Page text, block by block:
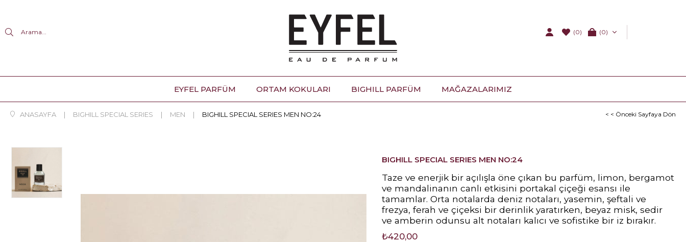
Arama... (0) 0
EYFEL PARFÜM ORTAM KOKULARI BIGHILL PARFÜM MAĞAZALARIMIZ
ANASAYFA BIGHILL SPECIAL SERIES MEN BIGHILL SPECIAL SERIES MEN NO:24 < < Önceki Sayfaya Dön
BIGHILL SPECIAL SERIES MEN NO:24
Taze ve enerjik bir açılışla öne çıkan bu parfüm, limon, bergamot
ve mandalinanın canlı etkisini portakal çiçeği esansı ile
tamamlar. Orta notalarda deniz notaları, yasemin, şeftali ve
frezya, ferah ve çiçeksi bir derinlik yaratırken, beyaz misk, sedir
ve amberin odunsu alt notaları kalıcı ve sofistike bir iz bırakır.
₺420,00